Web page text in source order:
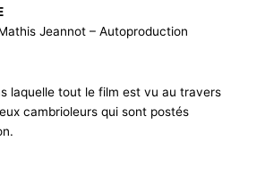
Jeannot – Autoproduction
laquelle tout le film est vu au travers
cambrioleurs qui sont postés